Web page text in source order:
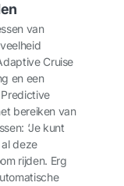
van
Cruise
en een
bereiken van
‘Je kunt
deze
rijden. Erg